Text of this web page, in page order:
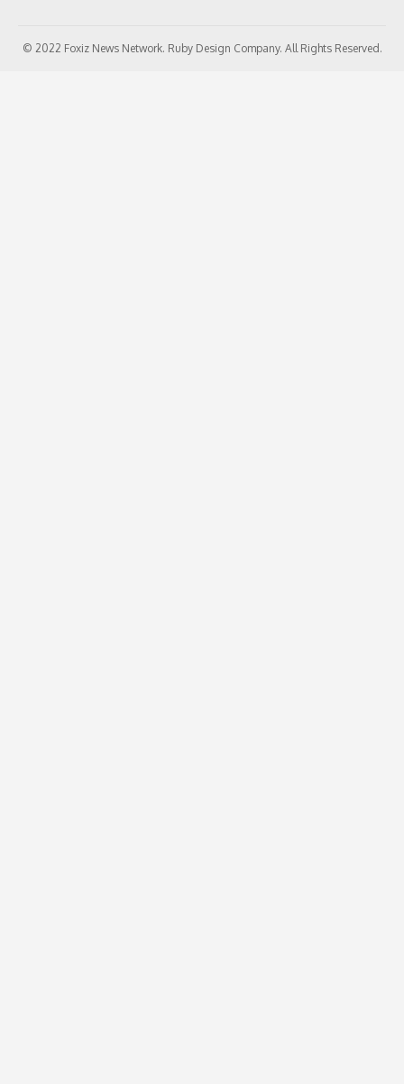
© 2022 Foxiz News Network. Ruby Design Company. All Rights Reserved.